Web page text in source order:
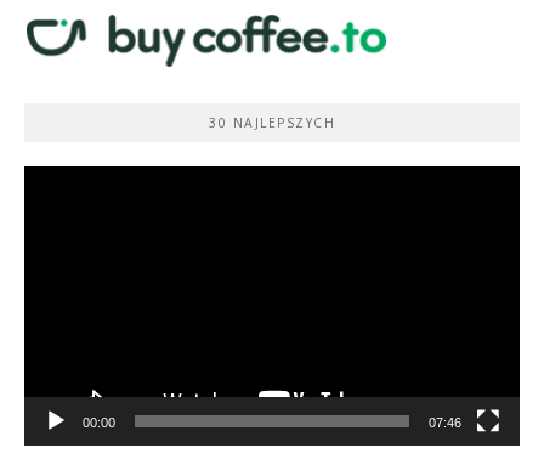
30 NAJLEPSZYCH
00:00 07:46